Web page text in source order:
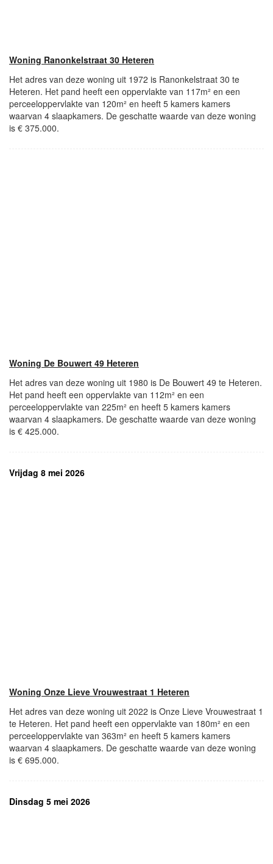
Woning Ranonkelstraat 30 Heteren
Het adres van deze woning uit 1972 is Ranonkelstraat 30 te
Heteren. Het pand heeft een oppervlakte van 117m² en een
perceeloppervlakte van 120m² en heeft 5 kamers kamers
waarvan 4 slaapkamers. De geschatte waarde van deze woning
is € 375.000.
Woning De Bouwert 49 Heteren
Het adres van deze woning uit 1980 is De Bouwert 49 te Heteren.
Het pand heeft een oppervlakte van 112m² en een
perceeloppervlakte van 225m² en heeft 5 kamers kamers
waarvan 4 slaapkamers. De geschatte waarde van deze woning
is € 425.000.
Vrijdag 8 mei 2026
Woning Onze Lieve Vrouwestraat 1 Heteren
Het adres van deze woning uit 2022 is Onze Lieve Vrouwestraat 1
te Heteren. Het pand heeft een oppervlakte van 180m² en een
perceeloppervlakte van 363m² en heeft 5 kamers kamers
waarvan 4 slaapkamers. De geschatte waarde van deze woning
is € 695.000.
Dinsdag 5 mei 2026